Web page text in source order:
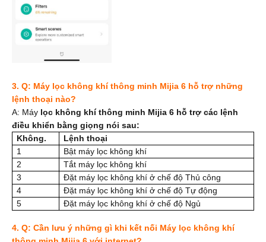
3. Q: Máy lọc không khí thông minh Mijia 6 hỗ trợ những
lệnh thoại nào?
A: Máy lọc không khí thông minh Mijia 6 hỗ trợ các lệnh
điều khiển bằng giọng nói sau:
Không.
Lệnh thoại
1
Bật máy lọc không khí
2
Tắt máy lọc không khí
3
Đặt máy lọc không khí ở chế độ Thủ công
4
Đặt máy lọc không khí ở chế độ Tự động
5
Đặt máy lọc không khí ở chế độ Ngủ
4. Q: Cần lưu ý những gì khi kết nối Máy lọc không khí